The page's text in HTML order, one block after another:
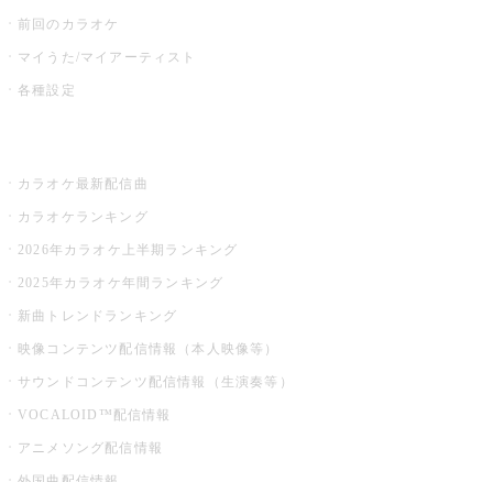
前回のカラオケ
マイうた/マイアーティスト
各種設定
カラオケ最新配信曲
カラオケランキング
2026年カラオケ上半期ランキング
2025年カラオケ年間ランキング
新曲トレンドランキング
映像コンテンツ配信情報（本人映像等）
サウンドコンテンツ配信情報（生演奏等）
VOCALOID™配信情報
アニメソング配信情報